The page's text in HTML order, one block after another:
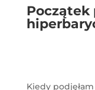
Początek
Kiedy